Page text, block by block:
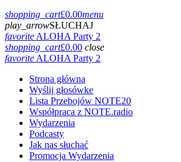
shopping_cart£0.00menu
play_arrowSŁUCHAJ
favoriteALOHA Party 2
shopping_cart£0.00 close
favoriteALOHA Party 2
Strona główna
Wyślij głosówke
Lista Przebojów NOTE20
Współpraca z NOTE.radio
Wydarzenia
Podcasty
Jak nas słuchać
Promocja Wydarzenia